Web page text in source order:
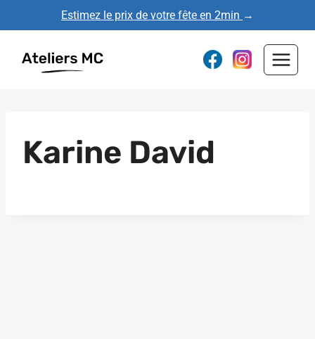
au
contenu
Estimez le prix de votre fête en 2min →
Karine David